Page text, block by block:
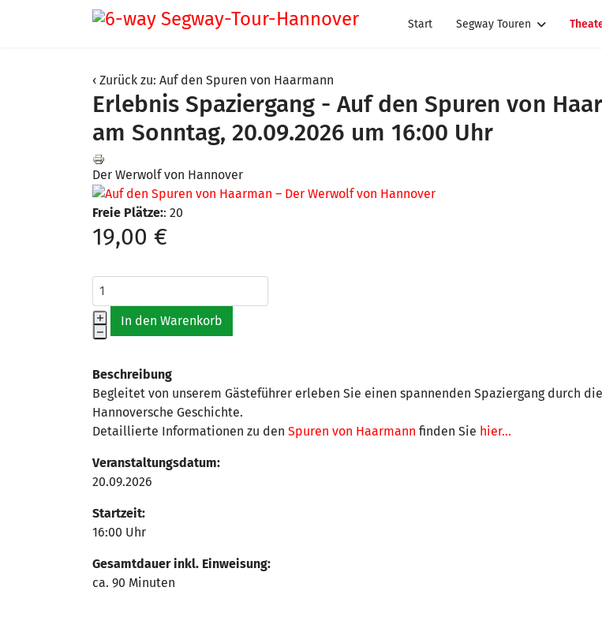
Start Segway Touren
Zurück zu: Auf den Spuren von Haarmann
Erlebnis Spaziergang - Auf den Spuren von
am Sonntag, 20.09.2026 um 16:00 Uhr
Der Werwolf von Hannover
Freie Plätze:: 20
19,00 €
Beschreibung
Begleitet von unserem Gästeführer erleben Sie einen spannenden Spaziergang durch die
Hannoversche Geschichte.
Detaillierte Informationen zu den Spuren von Haarmann finden Sie hier...
Veranstaltungsdatum:
20.09.2026
Startzeit:
16:00 Uhr
Gesamtdauer inkl. Einweisung:
ca. 90 Minuten